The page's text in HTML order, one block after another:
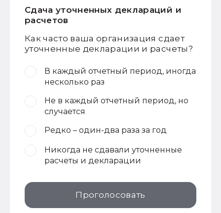
Сдача уточненных деклараций и
расчетов
Как часто ваша организация сдает
уточненные декларации и расчеты?
В каждый отчетный период, иногда
несколько раз
Не в каждый отчетный период, но
случается
Редко – один-два раза за год
Никогда не сдавали уточненные
расчеты и декларации
Проголосовать